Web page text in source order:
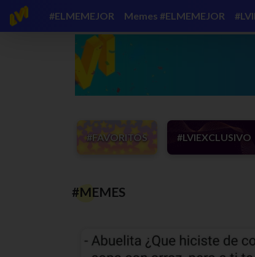
#ELMEMEJOR Memes #ELMEMEJOR
#FAVORITOS #LVIEXCLUSIVO
#MEMES